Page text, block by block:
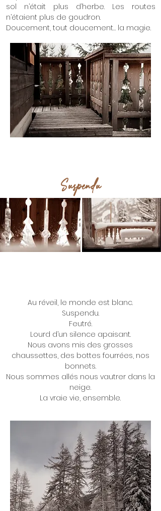
sol n’était plus d’herbe. Les routes
n’étaient plus de goudron.
Doucement, tout doucement… la magie.
Suspendu
Au réveil, le monde est blanc.
Suspendu.
Feutré.
Lourd d’un silence apaisant.
Nous avons mis des grosses
chaussettes, des bottes fourrées, nos
bonnets.
Nous sommes allés nous vautrer dans la
neige.
La vraie vie, ensemble.